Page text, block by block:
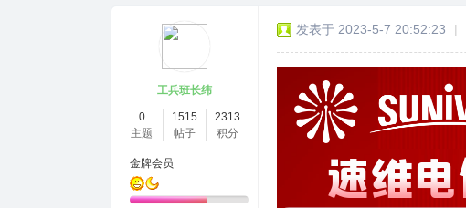
工兵班长纬
0
主题
1515
帖子
2313
积分
金牌会员
发表于 2023-5-7 20:52:23 |